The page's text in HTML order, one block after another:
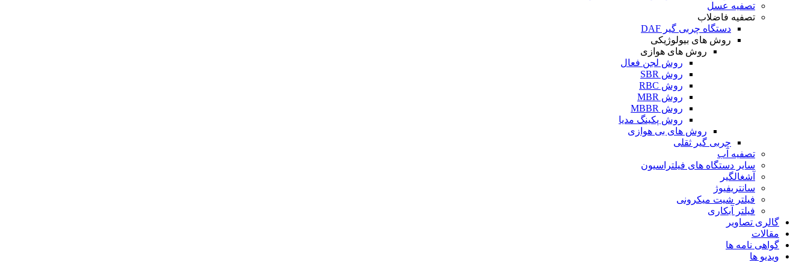
تصفیه عسل
تصفیه فاضلاب
دستگاه چربی گیر DAF
روش های بیولوژیکی
روش های هوازی
روش لجن فعال
روش SBR
روش RBC
روش MBR
روش MBBR
روش پکینگ مدیا
روش های بی هوازی
چربی گیر ثقلی
تصفیه آب
سایر دستگاه های فیلتراسیون
آشغالگیر
سانتریفیوژ
فیلتر شیت میکرونی
فیلتر آبکاری
گالری تصاویر
مقالات
گواهی نامه ها
ویدیو ها